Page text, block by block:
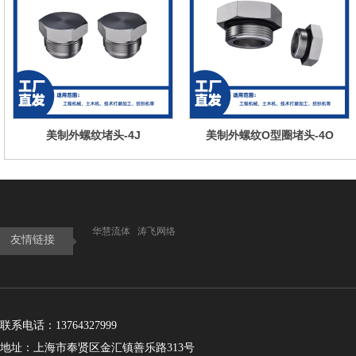
美制外螺纹堵头-4J 美制外螺纹O型圈堵头-4O
友情链接
华慧流体 涛飞网络
联系电话：13764327999
地址：上海市奉贤区金汇镇善乐路313号